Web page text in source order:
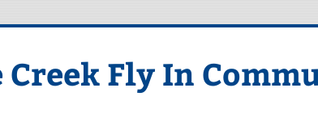
Creek Fly In